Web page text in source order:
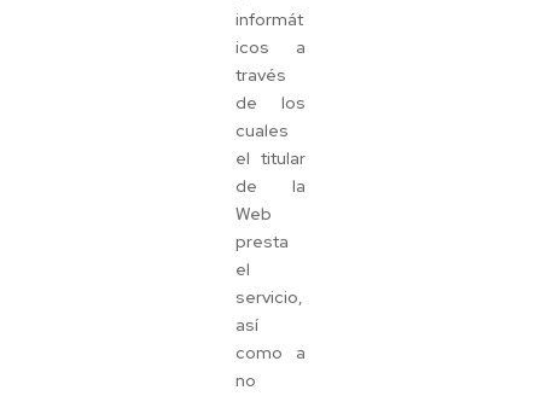
informát
icos a
través
de los
cuales
el titular
de la
Web
presta
el
servicio,
así
como a
no